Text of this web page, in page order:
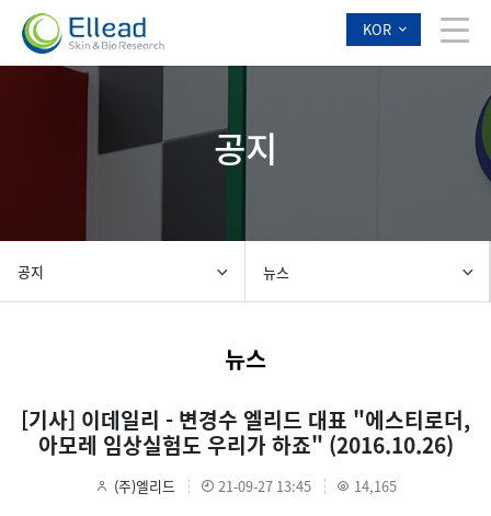
KOR
공지
공지 뉴스
뉴스
[기사] 이데일리 - 변경수 엘리드 대표 "에스티로더,
아모레 임상실험도 우리가 하죠" (2016.10.26)
(주)엘리드 21-09-27 13:45 14,165